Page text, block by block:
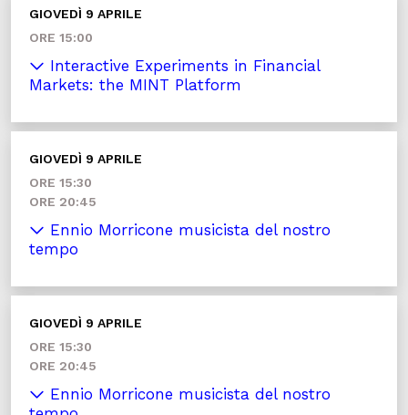
GIOVEDÌ 9 APRILE
ORE 15:00
Interactive Experiments in Financial
Markets: the MINT Platform
GIOVEDÌ 9 APRILE
ORE 15:30
ORE 20:45
Ennio Morricone musicista del nostro
tempo
GIOVEDÌ 9 APRILE
ORE 15:30
ORE 20:45
Ennio Morricone musicista del nostro